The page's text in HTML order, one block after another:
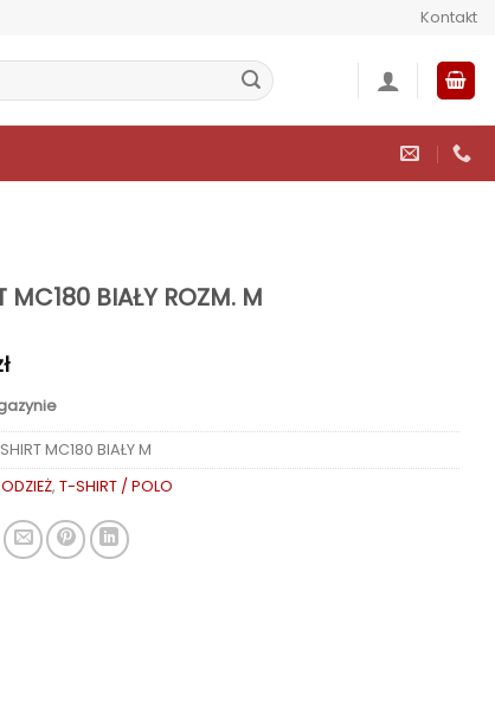
Kontakt
MC180 BIAŁY ROZM. M
MC180 BIAŁY M
ODZIEŻ, T-SHIRT / POLO